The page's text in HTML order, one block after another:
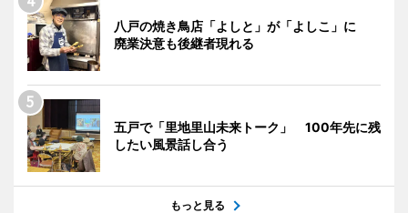
八戸の焼き鳥店「よしと」が「よしこ」に
廃業決意も後継者現れる
五戸で「里地里山未来トーク」 100年先に残
したい風景話し合う
もっと見る